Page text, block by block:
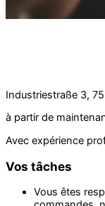
Industriestraße 3,
à partir de
Avec expérience
Vos tâches
Vous êtes